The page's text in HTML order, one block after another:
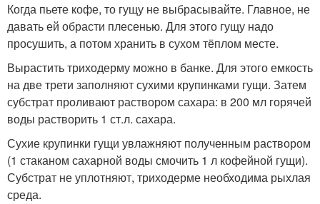
Когда пьете кофе, то гущу не выбрасывайте. Главное, не
давать ей обрасти плесенью. Для этого гущу надо
просушить, а потом хранить в сухом тёплом месте.
Вырастить триходерму можно в банке. Для этого емкость
на две трети заполняют сухими крупинками гущи. Затем
субстрат проливают раствором сахара: в 200 мл горячей
воды растворить 1 ст.л. сахара.
Сухие крупинки гущи увлажняют полученным раствором
(1 стаканом сахарной воды смочить 1 л кофейной гущи).
Субстрат не уплотняют, триходерме необходима рыхлая
среда.